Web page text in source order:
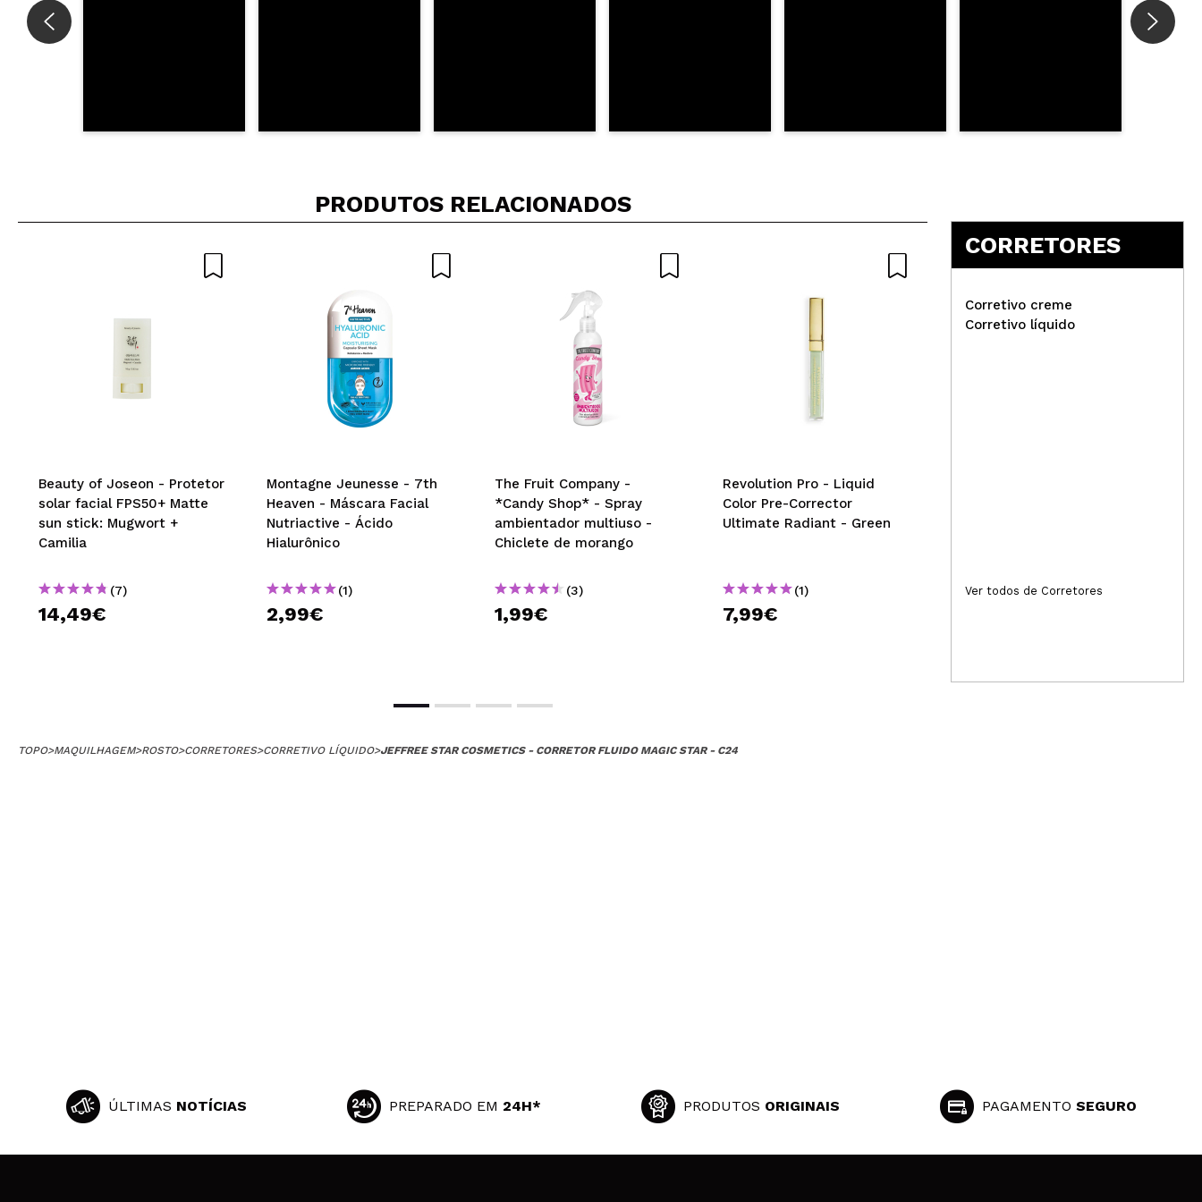
PRODUTOS RELACIONADOS
Beauty of Joseon - Protetor
solar facial FPS50+ Matte
sun stick: Mugwort +
Camilia
(7)
14,49€
Montagne Jeunesse - 7th
Heaven - Máscara Facial
Nutriactive - Ácido
Hialurônico
(1)
2,99€
The Fruit Company -
*Candy Shop* - Spray
ambientador multiuso -
Chiclete de morango
(3)
1,99€
Revolution Pro - Liquid
Color Pre-Corrector
Ultimate Radiant - Green
(1)
7,99€
(1)
CORRETORES
Corretivo creme
Corretivo líquido
Ver todos de Corretores
TOPO>MAQUILHAGEM>ROSTO>CORRETORES>CORRETIVO LÍQUIDO>JEFFREE STAR COSMETICS - CORRETOR FLUIDO MAGIC STAR - C24
ÚLTIMAS NOTÍCIAS PREPARADO EM 24H* PRODUTOS ORIGINAIS PAGAMENTOSEGURO